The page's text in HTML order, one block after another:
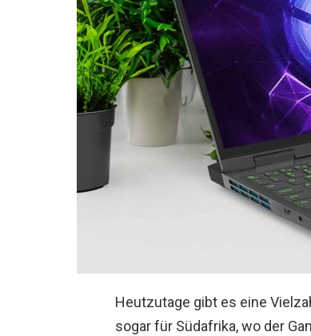
Heutzutage gibt es eine
sogar für Südafrika, wo der